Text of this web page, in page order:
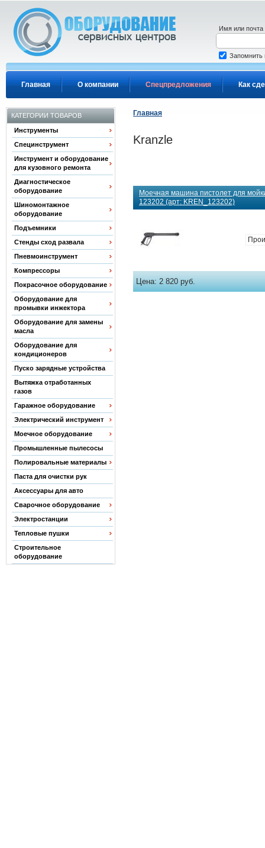
Главная О компании Спецпредложения Как
Имя или почта
Запомнить
КАТЕГОРИИ ТОВАРОВ
Инструменты
Специнструмент
Инструмент и оборудование
для кузовного ремонта
Диагностическое
оборудование
Шиномонтажное
оборудование
Подъемники
Стенды сход развала
Пневмоинструмент
Компрессоры
Покрасочное оборудование
Оборудование для
промывки инжектора
Оборудование для замены
масла
Оборудование для
кондиционеров
Пуско зарядные устройства
Вытяжка отработанных
газов
Гаражное оборудование
Электрический инструмент
Моечное оборудование
Промышленные пылесосы
Полировальные материалы
Паста для очистки рук
Аксессуары для авто
Сварочное оборудование
Электростанции
Тепловые пушки
Строительное
оборудование
Главная
Kranzle
Моечная машина пистолет для
123202 (арт: KREN_123202)
Цена:2 820 руб.